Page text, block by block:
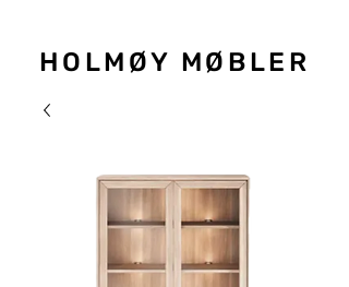
HOLMØY MØBLER